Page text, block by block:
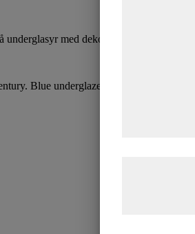
med dekor av blommor.
Blue underglaze with floral decoration.